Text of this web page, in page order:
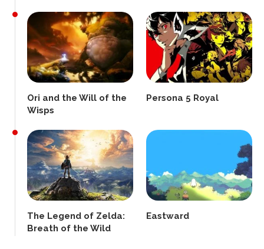
Ori and the Will of the
Wisps
Persona 5 Royal
The Legend of Zelda:
Breath of the Wild
Eastward